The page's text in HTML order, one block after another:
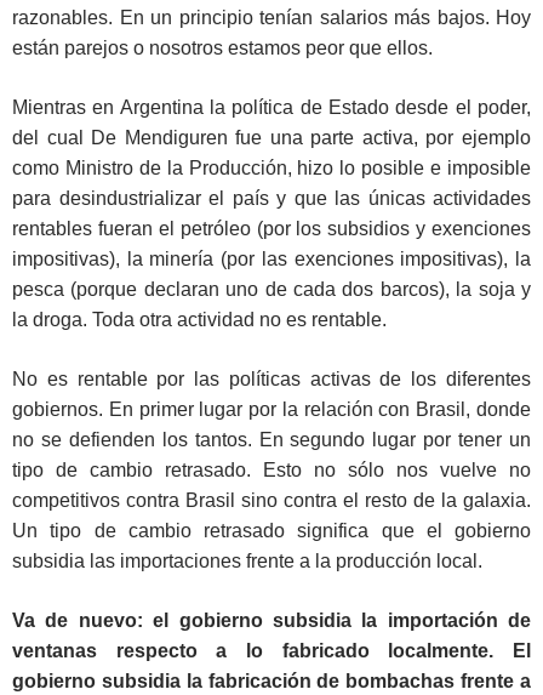
razonables. En un principio tenían salarios más bajos. Hoy
están parejos o nosotros estamos peor que ellos.
Mientras en Argentina la política de Estado desde el poder,
del cual De Mendiguren fue una parte activa, por ejemplo
como Ministro de la Producción, hizo lo posible e imposible
para desindustrializar el país y que las únicas actividades
rentables fueran el petróleo (por los subsidios y exenciones
impositivas), la minería (por las exenciones impositivas), la
pesca (porque declaran uno de cada dos barcos), la soja y
la droga. Toda otra actividad no es rentable.
No es rentable por las políticas activas de los diferentes
gobiernos. En primer lugar por la relación con Brasil, donde
no se defienden los tantos. En segundo lugar por tener un
tipo de cambio retrasado. Esto no sólo nos vuelve no
competitivos contra Brasil sino contra el resto de la galaxia.
Un tipo de cambio retrasado significa que el gobierno
subsidia las importaciones frente a la producción local.
Va de nuevo: el gobierno subsidia la importación de
ventanas respecto a lo fabricado localmente. El
gobierno subsidia la fabricación de bombachas frente a